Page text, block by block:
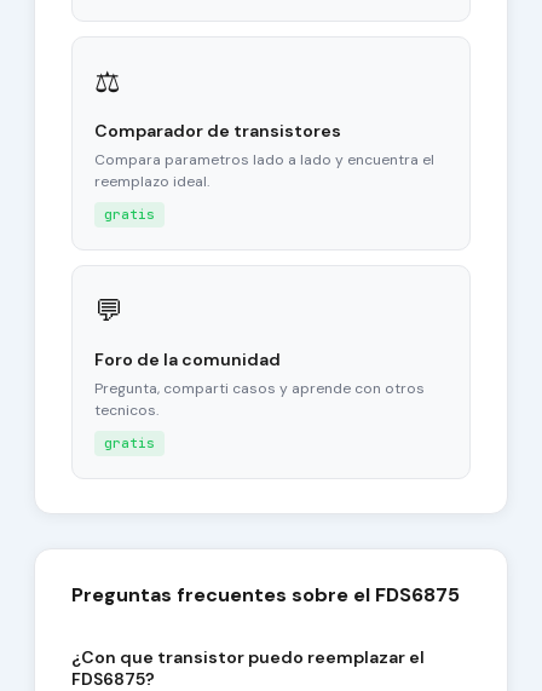
⚖
Comparador de transistores
Compara parametros lado a lado y encuentra el
reemplazo ideal.
gratis
💬
Foro de la comunidad
Pregunta, comparti casos y aprende con otros
tecnicos.
gratis
Preguntas frecuentes sobre el FDS6875
¿Con que transistor puedo reemplazar el
FDS6875?